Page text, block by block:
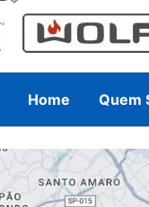
Home Quem